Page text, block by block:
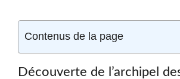
Contenus de la page
Découverte de l’archipel